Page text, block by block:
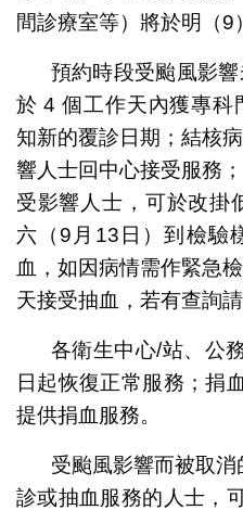
間診療室等）將於明（9
預約時段受颱風影
於 4 個工作天內獲專科
知新的覆診日期；結核
響人士回中心接受服務
受影響人士，可於改掛
六（9月13日）到檢驗
血，如因病情需作緊急
天接受抽血，若有查詢
各衛生中心/站、公
日起恢復正常服務；捐
提供捐血服務。
受颱風影響而被取
診或抽血服務的人士，